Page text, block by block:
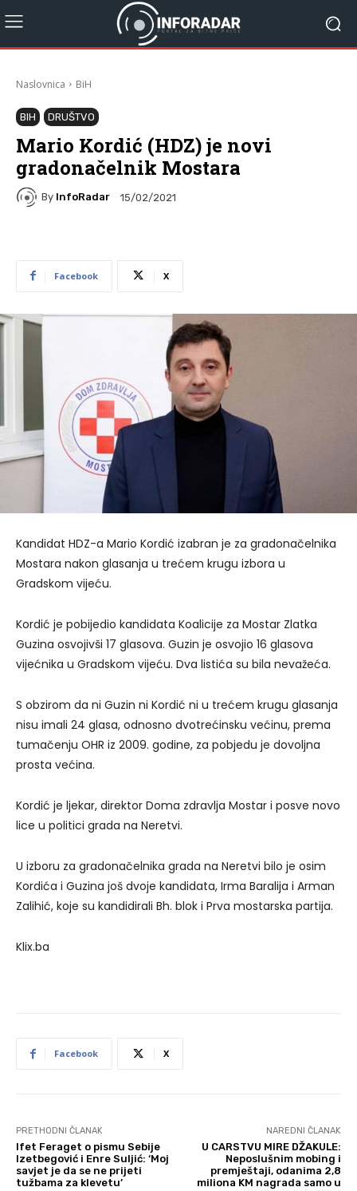
Naslovnica BiH
BIH DRUŠTVO
Mario Kordić (HDZ) je novi
gradonačelnik Mostara
By InfoRadar 15/02/2021
Facebook X
Kandidat HDZ-a Mario Kordić izabran je za gradonačelnika
Mostara nakon glasanja u trećem krugu izbora u
Gradskom vijeću.
Kordić je pobijedio kandidata Koalicije za Mostar Zlatka
Guzina osvojivši 17 glasova. Guzin je osvojio 16 glasova
vijećnika u Gradskom vijeću. Dva listića su bila nevažeća.
S obzirom da ni Guzin ni Kordić ni u trećem krugu glasanja
nisu imali 24 glasa, odnosno dvotrećinsku većinu, prema
tumačenju OHR iz 2009. godine, za pobjedu je dovoljna
prosta većina.
Kordić je ljekar, direktor Doma zdravlja Mostar i posve novo
lice u politici grada na Neretvi.
U izboru za gradonačelnika grada na Neretvi bilo je osim
Kordića i Guzina još dvoje kandidata, Irma Baralija i Arman
Zalihić, koje su kandidirali Bh. blok i Prva mostarska partija.
Klix.ba
Facebook X
PRETHODNI ČLANAK
Ifet Feraget o pismu Sebije
Izetbegović i Enre Suljić: ‘Moj
savjet je da se ne prijeti
tužbama za klevetu’
NAREDNI ČLANAK
U CARSTVU MIRE DŽAKULE:
Neposlušnim mobing i
premještaji, odanima 2,8
miliona KM nagrada samo u